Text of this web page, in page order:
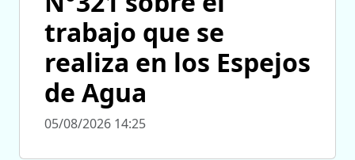
trabajo que se
realiza en los Espejos
de Agua
05/08/2026 14:25